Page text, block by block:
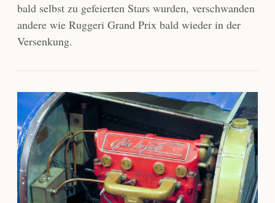
bald selbst zu gefeierten Stars wurden, verschwanden
andere wie Ruggeri Grand Prix bald wieder in der
Versenkung.